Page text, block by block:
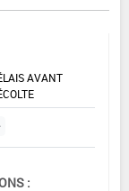
AVANT
: